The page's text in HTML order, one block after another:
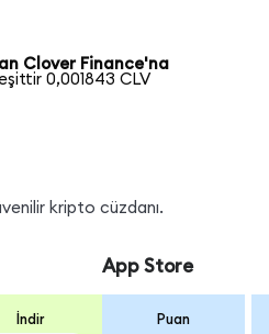
Clover Finance'na
0,001843 CLV
kripto cüzdanı.
İndir
App Store
Puan